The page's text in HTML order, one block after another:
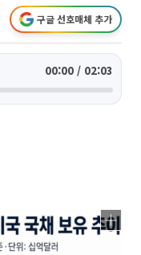
구글 선호매체 추가
00:00 / 02:03